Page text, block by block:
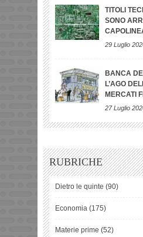
TITOLI
SONO
29 Luglio
BANCA
L’AGO
MERCATI
27 Luglio
RUBRICHE
Dietro le quinte (90)
Economia (175)
Materie prime (52)